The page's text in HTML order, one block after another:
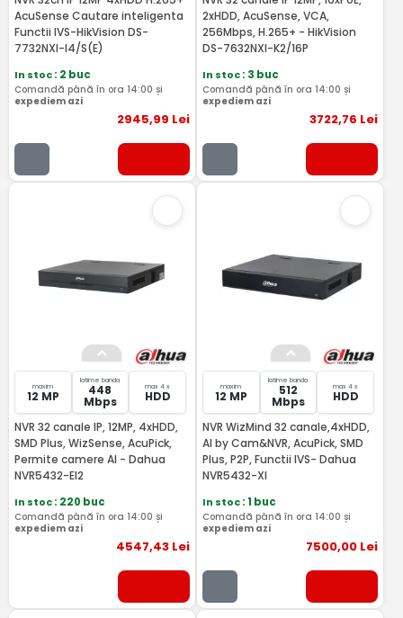
AcuSense Cautare inteligenta
Functii IVS-HikVision DS-
7732NXI-I4/S(E)
In stoc: 2 buc
Comandă până în ora 14:00 și
expediem azi
2945,99 Lei
2xHDD, AcuSense, VCA,
256Mbps, H.265+ - HikVision
DS-7632NXI-K2/16P
In stoc: 3 buc
Comandă până în ora 14:00 și
expediem azi
3722,76 Lei
maxim
12 MP
latime banda
448
Mbps
max 4 x
HDD
NVR 32 canale IP, 12MP, 4xHDD,
SMD Plus, WizSense, AcuPick,
Permite camere AI - Dahua
NVR5432-EI2
In stoc: 220 buc
Comandă până în ora 14:00 și
expediem azi
4547,43Lei
maxim
12 MP
latime banda
512
Mbps
max 4 x
HDD
NVR WizMind 32 canale,4xHDD,
AI by Cam&NVR, AcuPick, SMD
Plus, P2P, Functii IVS- Dahua
NVR5432-XI
In stoc: 1 buc
Comandă până în ora 14:00 și
expediem azi
7500,00 Lei